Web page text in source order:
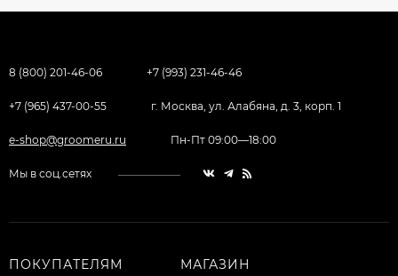
8 (800) 201-46-06 +7 (993) 231-46-46
+7 (965) 437-00-55 г. Москва, ул. Алабяна, д. 3, корп. 1
e-shop@groomeru.ru Пн-Пт 09:00—18:00
Мы в соц.сетях
ПОКУПАТЕЛЯМ МАГАЗИН